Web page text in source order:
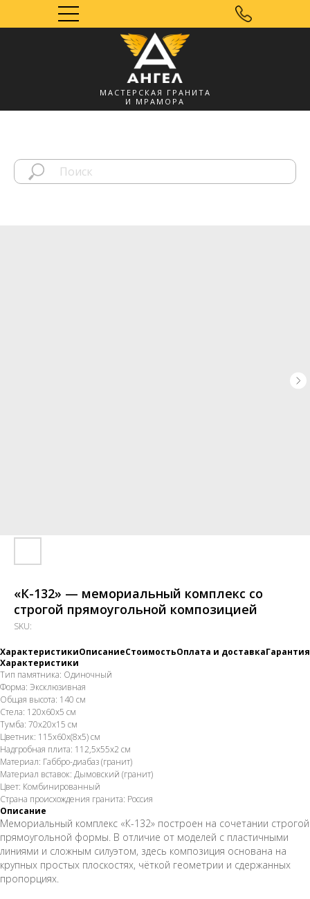
МАСТЕРСКАЯ ГРАНИТА
И МРАМОРА
«К-132» — мемориальный комплекс со
строгой прямоугольной композицией
SKU:
ХарактеристикиОписаниеСтоимостьОплата и доставка
Характеристики
Тип памятника: Одиночный
Форма: Эксклюзивная
Общая высота: 140 см
Стела: 120х60х5 см
Тумба: 70х20х15 см
Цветник: 115х60х(8х5) см
Надгробная плита: 112,5х55х2 см
Материал: Габбро-диабаз (гранит)
Материал вставок: Дымовский (гранит)
Цвет: Комбинированный
Страна происхождения гранита: Россия
Описание
Мемориальный комплекс «К-132» построен на сочетании строгой
прямоугольной формы. В отличие от моделей с пластичными
линиями и сложным силуэтом, здесь композиция основана на
крупных простых плоскостях, чёткой геометрии и сдержанных
пропорциях.